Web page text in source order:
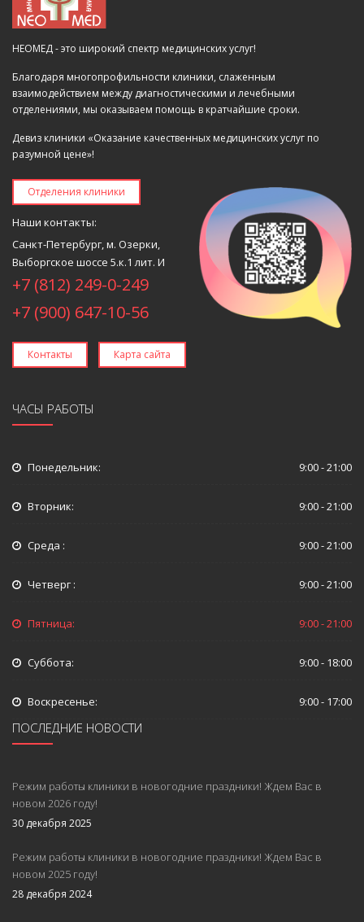
НЕОМЕД - это широкий спектр медицинских услуг!
Благодаря многопрофильности клиники, слаженным
взаимодействием между диагностическими и лечебными
отделениями, мы оказываем помощь в кратчайшие сроки.
Девиз клиники «Оказание качественных медицинских услуг по
разумной цене»!
Отделения клиники
Наши контакты:
Санкт-Петербург, м. Озерки,
Выборгское шоссе 5.к.1 лит. И
+7 (812) 249-0-249
+7 (900) 647-10-56
Контакты Карта сайта
ЧАСЫ РАБОТЫ
Понедельник: 9:00 - 21:00
Вторник: 9:00 - 21:00
Среда : 9:00 - 21:00
Четверг : 9:00 - 21:00
Пятница: 9:00 - 21:00
Суббота: 9:00 - 18:00
Воскресенье: 9:00 - 17:00
ПОСЛЕДНИЕ НОВОСТИ
Режим работы клиники в новогодние праздники! Ждем Вас в
новом 2026 году!
30 декабря 2025
Режим работы клиники в новогодние праздники! Ждем Вас в
новом 2025 году!
28 декабря 2024